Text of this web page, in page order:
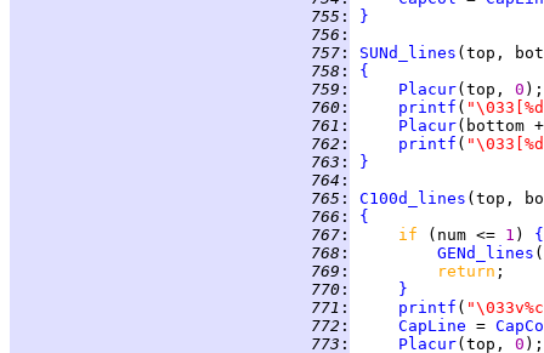
755 :
}
756 :
757 :
SUNd_lines
758 :
{
759 : Placur(top, 0
760 : printf (
761 : Placur(bottom
762 : printf (
763 :
}
764 :
765 :
C100d_lines
766 :
{
767 : if (num <= 1 ) {
768 :
GENd_lines
769 : return
770 :
}
771 : printf (
772 : CapLine =
773 : Placur(top, 0